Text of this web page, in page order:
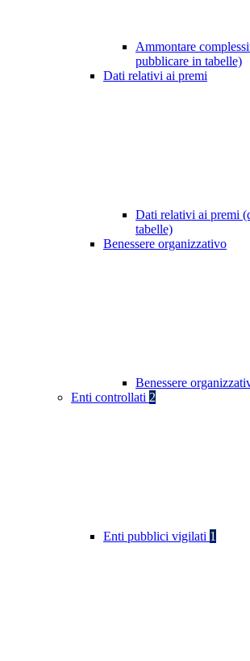
Ammontare
pubblicare in tabelle)
Dati relativi ai premi
Dati relativi ai premi
tabelle)
Benessere organizzativo
Benessere
Enti controllati 2
Enti pubblici vigilati 1